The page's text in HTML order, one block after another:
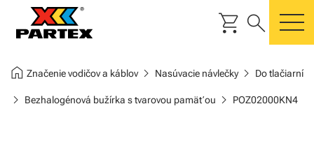
shopping_cart search
home Značenie vodičov a káblovchevron_right Nasúvacie návlečkychevron_right Do tlačiarní
chevron_right Bezhalogénová bužírka s tvarovou pamäťou chevron_right POZ02000KN4